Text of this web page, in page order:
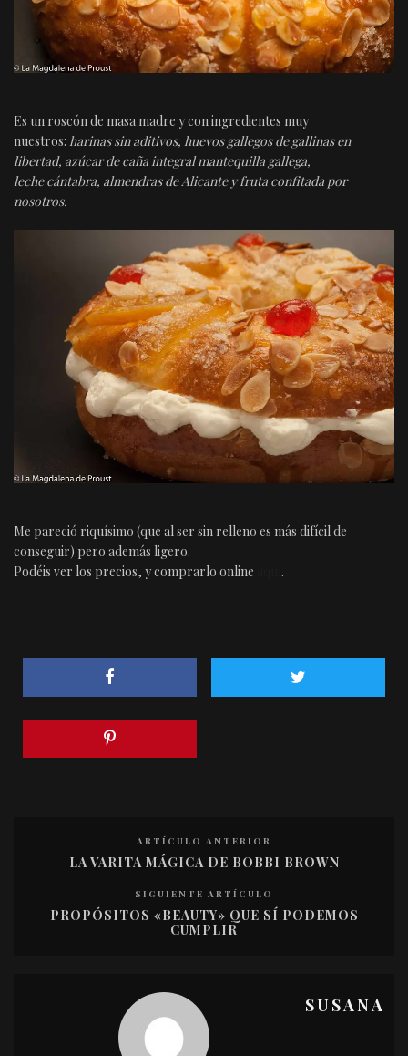
Es un roscón de masa madre y con ingredientes muy
nuestros: harinas sin aditivos, huevos gallegos de gallinas en
libertad, azúcar de caña integral mantequilla gallega,
leche cántabra, almendras de Alicante y fruta confitada por
nosotros.
Me pareció riquísimo (que al ser sin relleno es más difícil de
conseguir) pero además ligero.
Podéis ver los precios, y comprarlo online
.
ARTÍCULO ANTERIOR
LA VARITA MÁGICA DE BOBBI BROWN
SIGUIENTE ARTÍCULO
PROPÓSITOS «BEAUTY» QUE SÍ PODEMOS
CUMPLIR
SUSANA